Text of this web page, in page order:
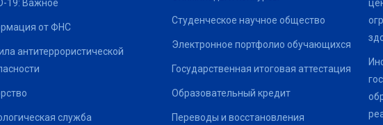
19: Важное
от ФНС
антитеррористической
служба
Студенческое научное общество
Электронное портфолио обучающихся
Государственная итоговая аттестация
Образовательный кредит
Переводы и восстановления